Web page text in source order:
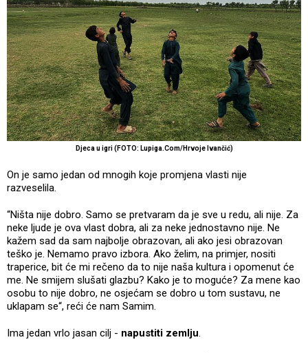
Djeca u igri (FOTO: Lupiga.Com/Hrvoje Ivančić)
On je samo jedan od mnogih koje promjena vlasti nije
razveselila.
“Ništa nije dobro. Samo se pretvaram da je sve u redu, ali nije. Za
neke ljude je ova vlast dobra, ali za neke jednostavno nije. Ne
kažem sad da sam najbolje obrazovan, ali ako jesi obrazovan
teško je. Nemamo pravo izbora. Ako želim, na primjer, nositi
traperice, bit će mi rečeno da to nije naša kultura i opomenut će
me. Ne smijem slušati glazbu? Kako je to moguće? Za mene kao
osobu to nije dobro, ne osjećam se dobro u tom sustavu, ne
uklapam se“, reći će nam Samim.
Ima jedan vrlo jasan cilj - napustiti zemlju.